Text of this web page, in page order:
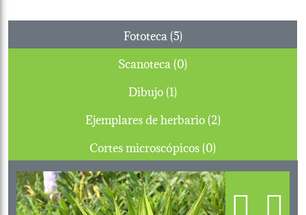
Fototeca (5)
Scanoteca (0)
Dibujo (1)
Ejemplares de herbario (2)
Cortes microscópicos (0)